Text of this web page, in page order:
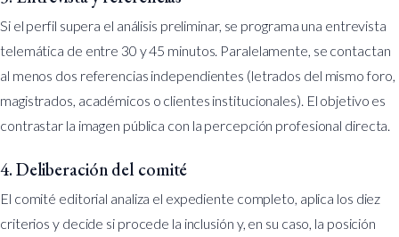
Si el perfil supera el análisis preliminar, se programa una entrevista
telemática de entre 30 y 45 minutos. Paralelamente, se contactan
al menos dos referencias independientes (letrados del mismo foro,
magistrados, académicos o clientes institucionales). El objetivo es
contrastar la imagen pública con la percepción profesional directa.
4. Deliberación del comité
El comité editorial analiza el expediente completo, aplica los diez
criterios y decide si procede la inclusión y, en su caso, la posición